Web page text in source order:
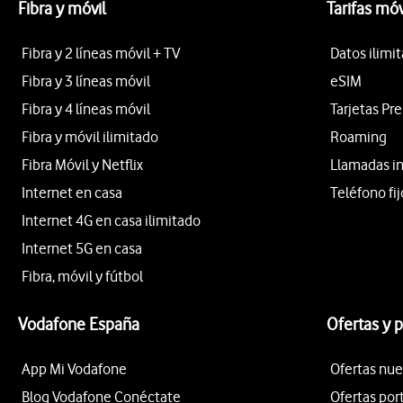
Fibra y móvil
Fibra y 2 líneas móvil + TV
Fibra y 3 líneas móvil
Fibra y 4 líneas móvil
Fibra y móvil ilimitado
Fibra Móvil y Netflix
Internet en casa
Internet 4G en casa ilimitado
Internet 5G en casa
Fibra, móvil y fútbol
Tarifas
Datos
eSIM
Tarjetas
Roaming
Llamadas
Teléfono
Vodafone España
App Mi Vodafone
Blog Vodafone Conéctate
Ofertas y
Ofertas
Ofertas